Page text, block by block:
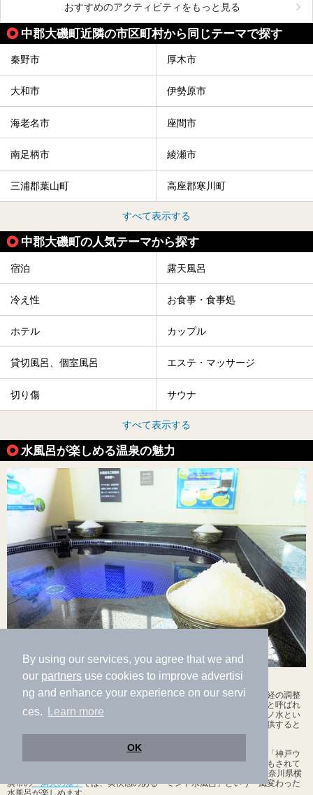
By using our services, you agree that we and
our partners use cookies to improve advertisi
ng and enhance your experience on our servi
ces.
Learn more
OK
おすすめのアクティビティをもっと見る
中郡大磯町近隣の市区町村から同じテーマで探す
秦野市 厚木市
大和市 伊勢原市
海老名市 座間市
南足柄市 綾瀬市
三浦郡葉山町 高座郡寒川町
すべて表示する
中郡大磯町の人気テーマから探す
宿泊 露天風呂
冷え性 お食事・食事処
ホテル カップル
貸切風呂、個室風呂 エステ・マッサージ
切り傷 サウナ
すべて表示する
水風呂が楽しめる温泉の魅力
水温や水質にもこだわった極上の水風呂を楽しもう
サウナや温泉とあわせた温冷交代浴によって、免疫力の向上や自律神経の調整
に役立つといわれている水風呂。数ある温浴施設のなかには、チラ―と呼ばれ
る装置を用いて常に一定の水温を保つように管理したり、天然水やナノ水とい
った水そのもののクオリティに気を使うなど、こだわりの水風呂を提供すると
ころが数多くみられます。
「神戸クアハウス」では、水風呂に抗酸化力の高い名水「神戸ウ
ォーター」を使用。飲用のナチュラルミネラルウォーターとして販売もされて
いる上質な水が毎分50リットルの勢いで放流されています。また、神奈川県横
浜市の「満天の湯」では、爽快感のある「ミント水風呂」という一風変わった
水風呂が楽しめます。